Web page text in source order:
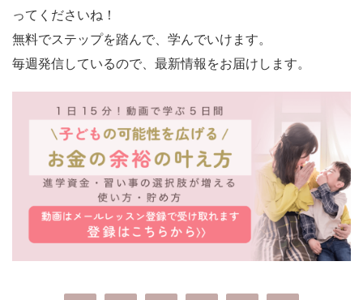
ってくださいね！
無料でステップを踏んで、学んでいけます。
毎週発信しているので、最新情報をお届けします。